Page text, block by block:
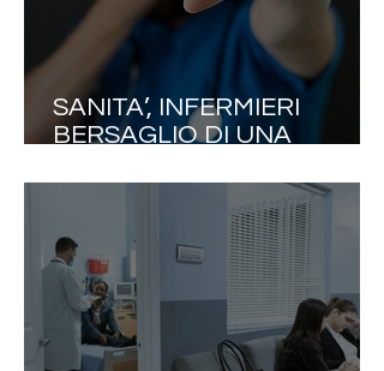
SANITA’, INFERMIERI
BERSAGLIO DI UNA
SENZA PRECEDENTI. NEL
2025 OLTRE 130MILA
AGGRESSIONI. NURSING
UP INCHIODA LE
AZIENDE: “L’ARTICOLO
2087 DEL CODICE CIVILE E
IL D.LGS 81/08 VI I